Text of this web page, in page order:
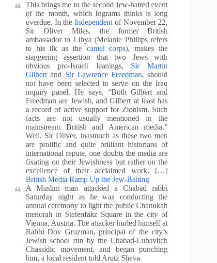
This brings me to the second Jew-hatred event
of the month, which Ingrams thinks is long
overdue. In theIndependent of November 22,
Sir Oliver Miles, the former British
ambassador to Libya (Melanie Phillips refers
to his ilk as the camel corps), makes the
staggering assertion that two Jews with
obvious pro-Israeli leanings, Sir Martin
Gilbert and Sir Lawrence Freedman, should
not have been selected to serve on the Iraq
inquiry panel. He says, “Both Gilbert and
Freedman are Jewish, and Gilbert at least has
a record of active support for Zionism. Such
facts are not usually mentioned in the
mainstream British and American media.”
Well, Sir Oliver, inasmuch as these two men
are prolific and quite brilliant historians of
international repute, one doubts the media are
fixating on their Jewishness but rather on the
excellence of their acclaimed work. […]
British Media Ramp Up the Jew-Baiting
A Muslim man attacked a Chabad rabbi
Saturday night as he was conducting the
annual ceremony to light the public Chanukah
menorah in Stefenfaltz Square in the city of
Vienna, Austria. The attacker hurled himself at
Rabbi Dov Gruzman, principal of the city’s
Jewish school run by the Chabad-Lubavitch
Chassidic movement, and began punching
him, a local resident told Arutz Sheva.